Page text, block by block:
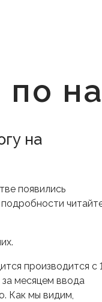
на
появились
производится с 1
месяцем ввода
Как мы видим,